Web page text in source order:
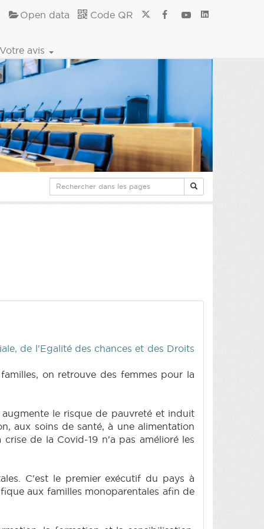
Open data Code QR
Votre avis
de l'Egalité des chances et des Droits
on retrouve des femmes pour la
le risque de pauvreté et induit
aux soins de santé, à une alimentation
de la Covid-19 n'a pas amélioré les
C'est le premier exécutif du pays à
aux familles monoparentales afin de